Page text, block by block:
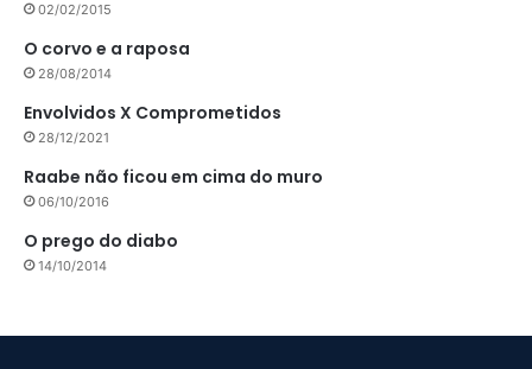
02/02/2015
O corvo e a raposa
28/08/2014
Envolvidos X Comprometidos
28/12/2021
Raabe não ficou em cima do muro
06/10/2016
O prego do diabo
14/10/2014